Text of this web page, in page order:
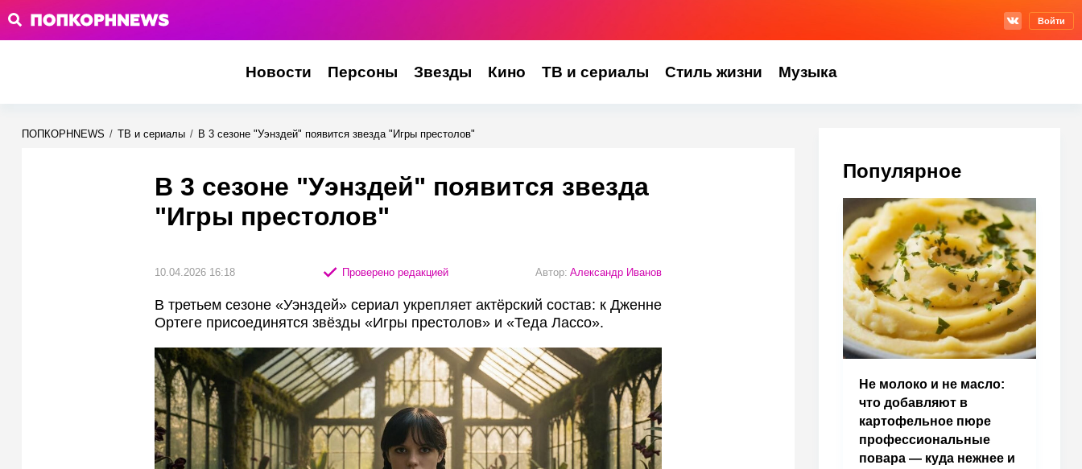
Войти
Новости Персоны Звезды Кино ТВ и сериалы Стиль жизни Музыка
ПОПКОРНNEWS / ТВ и сериалы / В 3 сезоне "Уэнздей" появится звезда "Игры престолов"
В 3 сезоне "Уэнздей" появится звезда
"Игры престолов"
10.04.2026 16:18 Проверено редакцией Автор: Александр Иванов
В третьем сезоне «Уэнздей» сериал укрепляет актёрский состав: к Дженне
Ортеге присоединятся звёзды «Игры престолов» и «Теда Лассо».
Популярное
Не молоко и не масло:
что добавляют в
картофельное пюре
профессиональные
повара — куда нежнее и